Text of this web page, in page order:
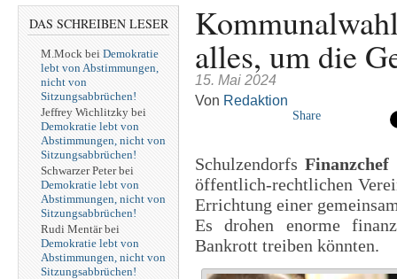
DAS SCHREIBEN LESER
M.Mock bei Demokratie
lebt von Abstimmungen,
nicht von
Sitzungsabbrüchen!
Jeffrey Wichlitzky bei
Demokratie lebt von
Abstimmungen, nicht von
Sitzungsabbrüchen!
Schwarzer Peterbei
Demokratie lebt von
Abstimmungen, nicht von
Sitzungsabbrüchen!
Rudi Mentärbei
Demokratie lebt von
Abstimmungen, nicht von
Sitzungsabbrüchen!
alles, um die
15. Mai 2024
Von Redaktion
Share
SchulzendorfsFinanzchef
öffentlich-rechtlichen
Errichtung einer
Es drohen enorme
Bankrott treiben könnten.